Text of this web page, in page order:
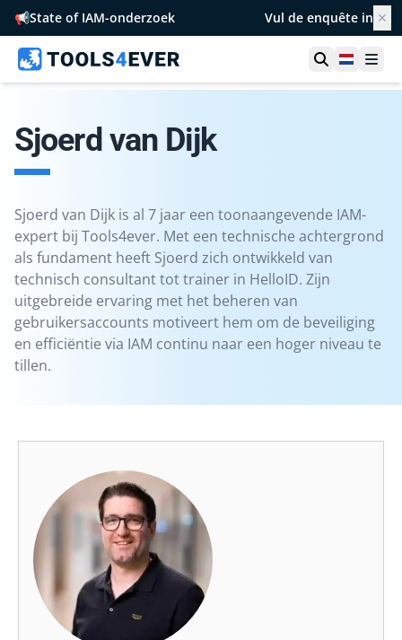
📢State of IAM-onderzoek Vul de enquête in ✕
Toon zoek
Sjoerd van Dijk
Sjoerd van Dijk is al 7 jaar een toonaangevende IAM-
expert bij Tools4ever. Met een technische achtergrond
als fundament heeft Sjoerd zich ontwikkeld van
technisch consultant tot trainer in HelloID. Zijn
uitgebreide ervaring met het beheren van
gebruikersaccounts motiveert hem om de beveiliging
en efficiëntie via IAM continu naar een hoger niveau te
tillen.